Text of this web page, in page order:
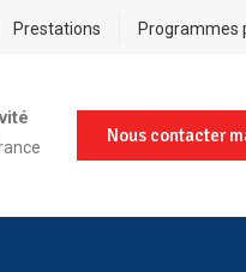
Prestations Programmes
Nous contacter